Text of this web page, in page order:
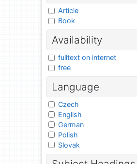
Article
Book
Availability
fulltext on internet
free
Language
Czech
English
German
Polish
Slovak